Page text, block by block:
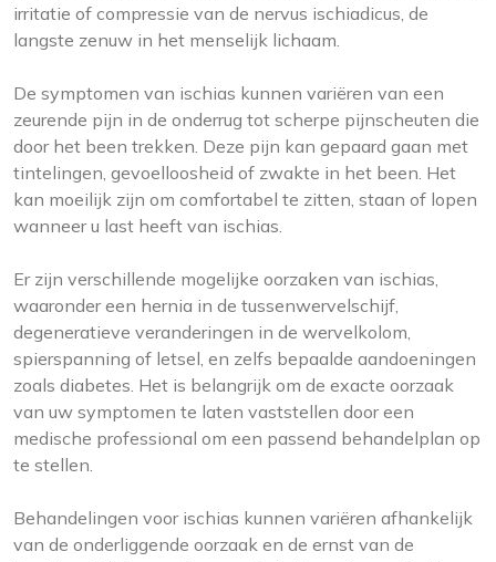
irritatie of compressie van de nervus ischiadicus, de
langste zenuw in het menselijk lichaam.
De symptomen van ischias kunnen variëren van een
zeurende pijn in de onderrug tot scherpe pijnscheuten die
door het been trekken. Deze pijn kan gepaard gaan met
tintelingen, gevoelloosheid of zwakte in het been. Het
kan moeilijk zijn om comfortabel te zitten, staan of lopen
wanneer u last heeft van ischias.
Er zijn verschillende mogelijke oorzaken van ischias,
waaronder een hernia in de tussenwervelschijf,
degeneratieve veranderingen in de wervelkolom,
spierspanning of letsel, en zelfs bepaalde aandoeningen
zoals diabetes. Het is belangrijk om de exacte oorzaak
van uw symptomen te laten vaststellen door een
medische professional om een passend behandelplan op
te stellen.
Behandelingen voor ischias kunnen variëren afhankelijk
van de onderliggende oorzaak en de ernst van de